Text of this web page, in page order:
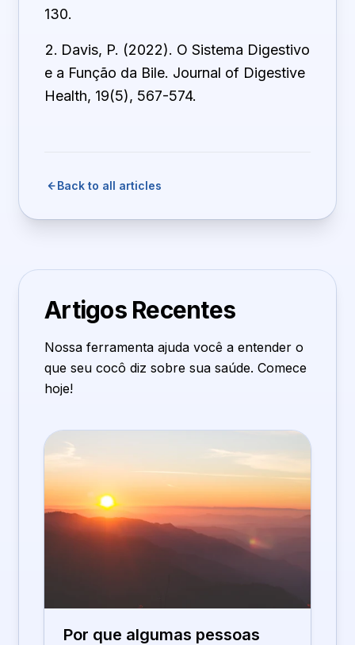
130.
Davis, P. (2022). O Sistema Digestivo
e a Função da Bile. Journal of Digestive
Health, 19(5), 567-574.
Back to all articles
Artigos Recentes
Nossa ferramenta ajuda você a entender o
que seu cocô diz sobre sua saúde. Comece
hoje!
Por que algumas pessoas